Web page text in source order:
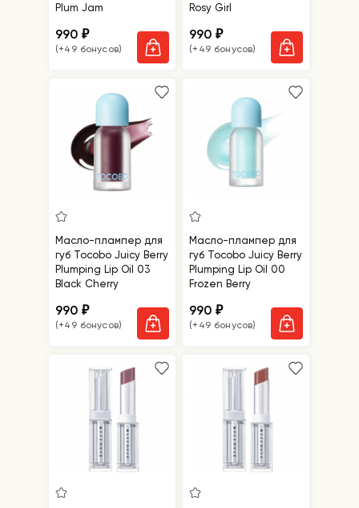
Plum Jam
990₽
(+49 бонусов)
Rosy Girl
990₽
(+49 бонусов)
Масло-плампер для
губ Tocobo Juicy Berry
Plumping Lip Oil 03
Black Cherry
990₽
(+49 бонусов)
Масло-плампер для
губ Tocobo Juicy Berry
Plumping Lip Oil 00
Frozen Berry
990₽
(+49 бонусов)